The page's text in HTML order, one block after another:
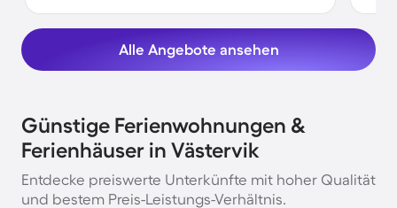
Alle Angebote ansehen
Günstige Ferienwohnungen &
Ferienhäuser in Västervik
Entdecke preiswerte Unterkünfte mit hoher Qualität
und bestem Preis-Leistungs-Verhältnis.